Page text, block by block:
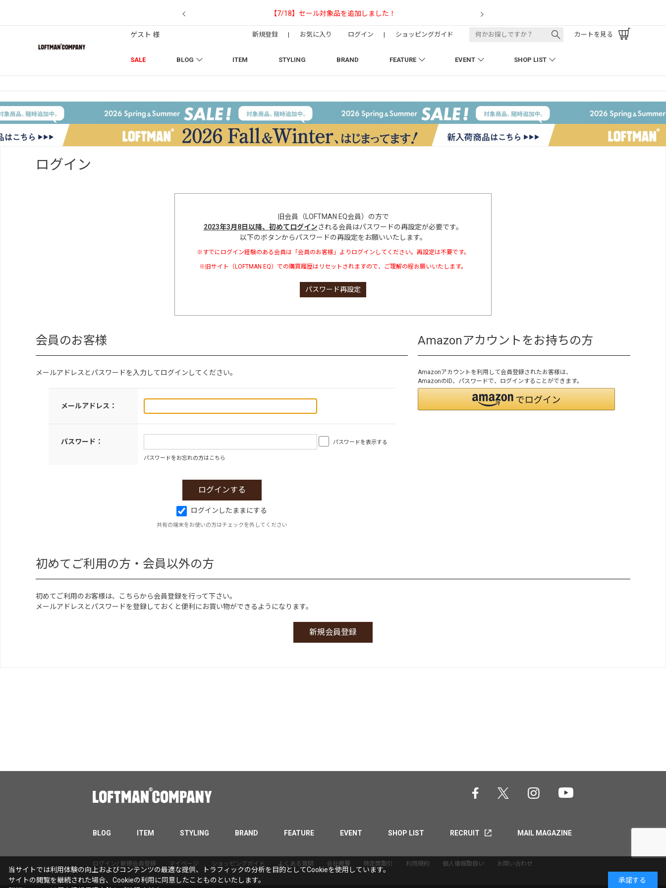
【7/18】セール対象品を追加しました！ 【NEEDLESの別注】50周年 H.D. Track Pant
SALE BLOG ITEM STYLING BRAND FEATURE EVENT SHOP LIST
ゲスト 様 新規登録 | お気に入り ログイン | ショッピングガイド カートを見る
ログイン
旧会員（LOFTMAN EQ会員）の方で
2023年3月8日以降、初めてログインされる会員はパスワードの再設定が必要です。
以下のボタンからパスワードの再設定をお願いいたします。
※すでにログイン経験のある会員は「会員のお客様」よりログインしてください。再設定は不要です。
※旧サイト（LOFTMAN EQ）での購買履歴はリセットされますので、ご理解の程お願いいたします。
パスワード再設定
会員のお客様
メールアドレスとパスワードを入力してログインしてください。
メールアドレス：
パスワード： パスワードを表示する
パスワードをお忘れの方はこちら
ログインしたままにする
共有の端末をお使いの方はチェックを外してください
Amazonアカウントをお持ちの方
Amazonアカウントを利用して会員登録されたお客様は、
AmazonのID、パスワードで、ログインすることができます。
初めてご利用の方・会員以外の方
初めてご利用のお客様は、こちらから会員登録を行って下さい。
メールアドレスとパスワードを登録しておくと便利にお買い物ができるようになります。
BLOG ITEM STYLING BRAND FEATURE EVENT SHOP LIST RECRUIT MAIL MAGAZINE
ログイン/ 新規会員登録 マイページ ショッピングガイド よくある質問 会社概要 特定商取引 利用規約 個人情報取扱い お問い合わせ
当サイトでは利用体験の向上およびコンテンツの最適な提供、トラフィックの分析を目的としてCookieを使用しています。
サイトの閲覧を継続された場合、Cookieの利用に同意したことものといたします。
承諾する